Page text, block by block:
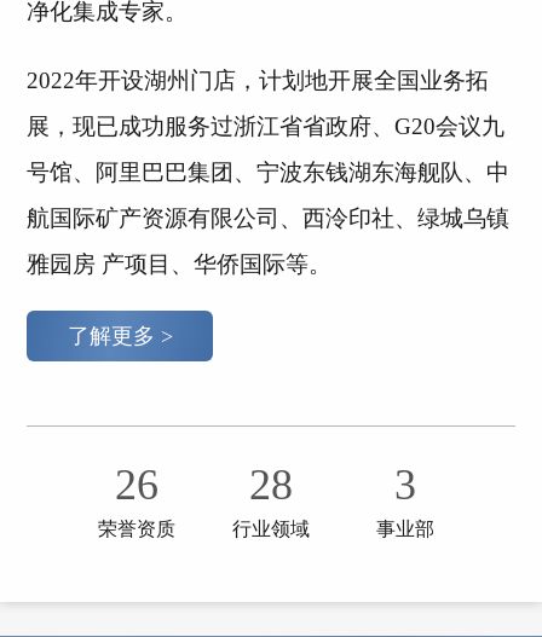
净化集成专家。
2022年开设湖州门店，计划地开展全国业务拓
展，现已成功服务过浙江省省政府、G20会议九
号馆、阿里巴巴集团、宁波东钱湖东海舰队、中
航国际矿产资源有限公司、西泠印社、绿城乌镇
雅园房 产项目、华侨国际等。
了解更多 >
26
荣誉资质
28
行业领域
3
事业部